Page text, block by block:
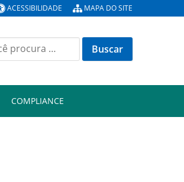
ACESSIBILIDADE MAPA DO SITE
COMPLIANCE